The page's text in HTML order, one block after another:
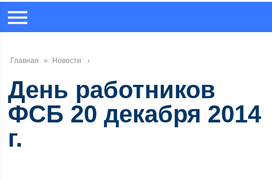
Главная » Новости
День работников
ФСБ 20 декабря 2014
г.